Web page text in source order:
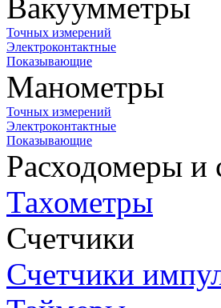
Вакуумметры
Точных измерений
Электроконтактные
Показывающие
Манометры
Точных измерений
Электроконтактные
Показывающие
Расходомеры и
Тахометры
Счетчики
Счетчики